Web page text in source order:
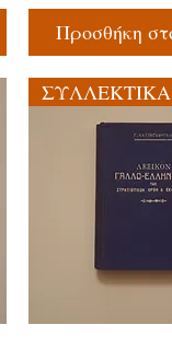
Προσθήκη
ΣΥΛΛΕΚΤΙΚΑ